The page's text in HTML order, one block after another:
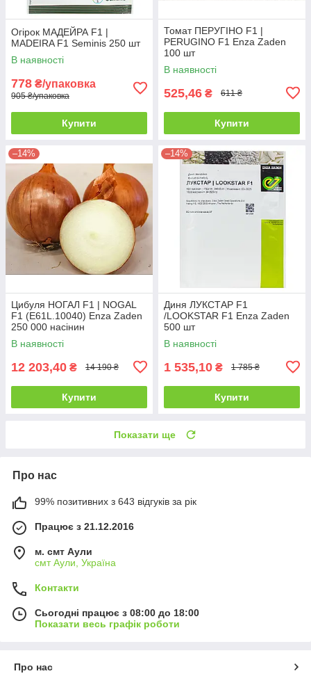
Огірок МАДЕЙРА F1 |
MADEIRA F1 Seminis 250 шт
В наявності
778 ₴/упаковка
905 ₴/упаковка
Купити
Томат ПЕРУГІНО F1 |
PERUGINO F1 Enza Zaden
100 шт
В наявності
525,46 ₴ 611 ₴
Купити
–14%
Цибуля НОГАЛ F1 | NOGAL
F1 (E61L.10040) Enza Zaden
250 000 насінин
В наявності
12 203,40 ₴ 14 190 ₴
Купити
–14%
Диня ЛУКСТАР F1
/LOOKSTAR F1 Enza Zaden
500 шт
В наявності
1 535,10 ₴ 1 785 ₴
Купити
Показати ще
Про нас
99% позитивних з 643 відгуків за рік
Працює з 21.12.2016
м. смт Аули
смт Аули, Україна
Контакти
Сьогодні працює з 08:00 до 18:00
Показати весь графік роботи
Про нас